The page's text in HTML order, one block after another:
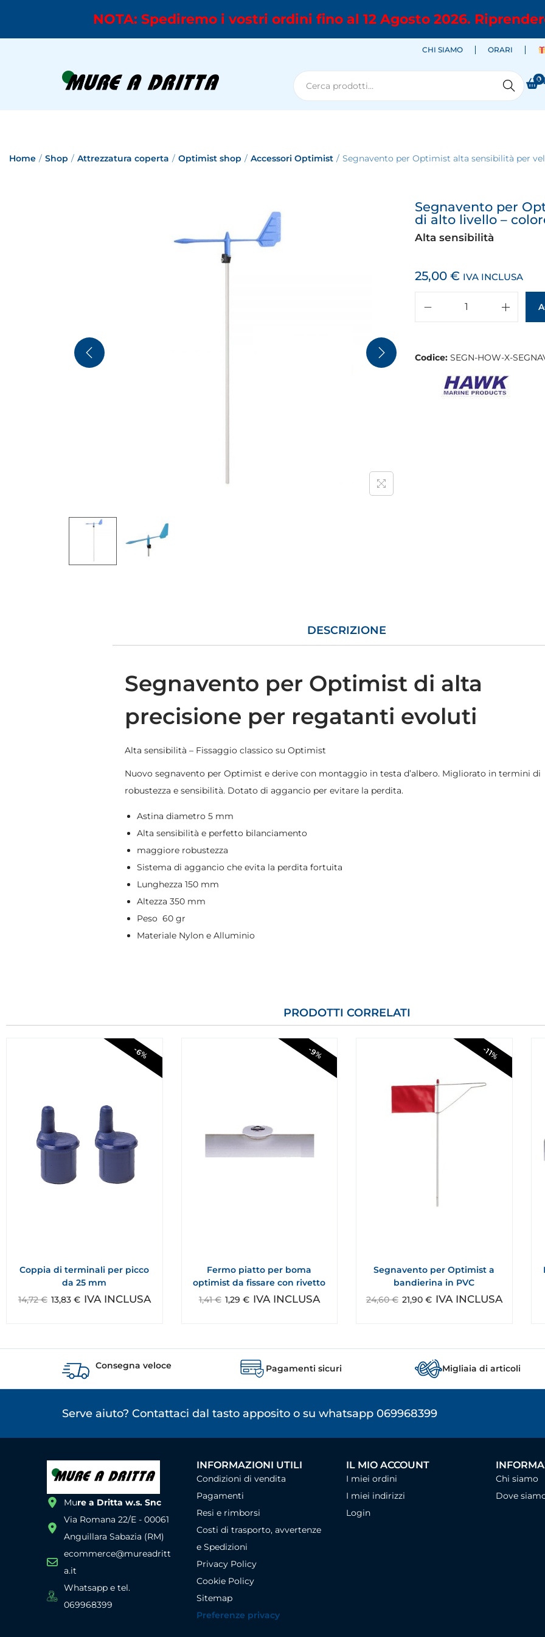
NOTA: Spediremo i vostri ordini fino al 12 Agosto 2026.
CHI SIAMO ORARI
Cerca
0
Home / Shop / Attrezzatura coperta / Optimist shop / Accessori Optimist / Segnavento per Optimist alta sensibilità per
Segnavento per
di alto livello –
Alta sensibilità
25,00 € IVA INCLUSA
Codice: SEGN-HOW-X-
DESCRIZIONE
Segnavento per Optimist di alta
precisione per regatanti evoluti
Alta sensibilità – Fissaggio classico su Optimist
Nuovo segnavento per Optimist e derive con montaggio in testa d’albero. Migliorato in termini di
robustezza e sensibilità. Dotato di aggancio per evitare la perdita.
Astina diametro 5 mm
Alta sensibilità e perfetto bilanciamento
maggiore robustezza
Sistema di aggancio che evita la perdita fortuita
Lunghezza 150 mm
Altezza 350 mm
Peso 60 gr
Materiale Nylon e Alluminio
PRODOTTI CORRELATI
-6%
Coppia di terminali per picco
da 25 mm
14,72€ 13,83 € IVA INCLUSA
-9%
Fermo piatto per boma
optimist da fissare con rivetto
1,41€ 1,29 € IVA INCLUSA
-11%
Segnavento per Optimist a
bandierina in PVC
24,60€ 21,90 € IVA INCLUSA
Consegna veloce Pagamenti sicuri Migliaia di articoli
Serve aiuto? Contattaci dal tasto apposito o su whatsapp 069968399
Mure a Dritta w.s. Snc
Via Romana 22/E - 00061
Anguillara Sabazia (RM)
ecommerce@mureadritt
a.it
Whatsapp e tel.
069968399
INFORMAZIONI UTILI
Condizioni di vendita
Pagamenti
Resi e rimborsi
Costi di trasporto, avvertenze
e Spedizioni
Privacy Policy
Cookie Policy
Sitemap
Preferenze privacy
IL MIO ACCOUNT
I miei ordini
I miei indirizzi
Login
Chi siamo
Dove